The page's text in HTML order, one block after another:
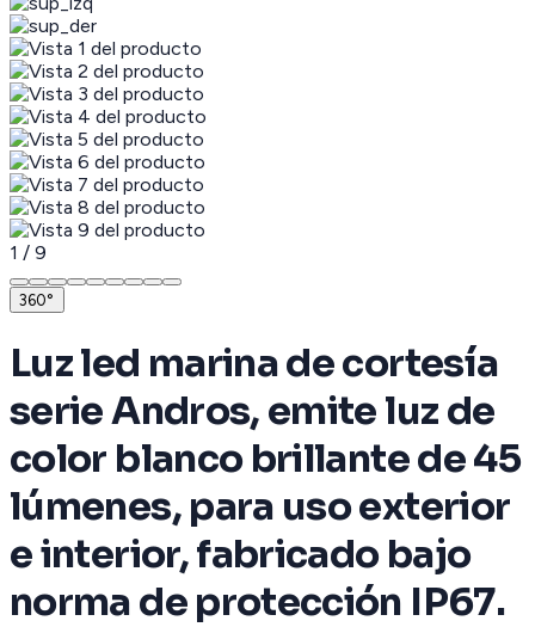
1 / 9
360°
Luz led marina de cortesía
serie Andros, emite luz de
color blanco brillante de 45
lúmenes, para uso exterior
e interior, fabricado bajo
norma de protección IP67.